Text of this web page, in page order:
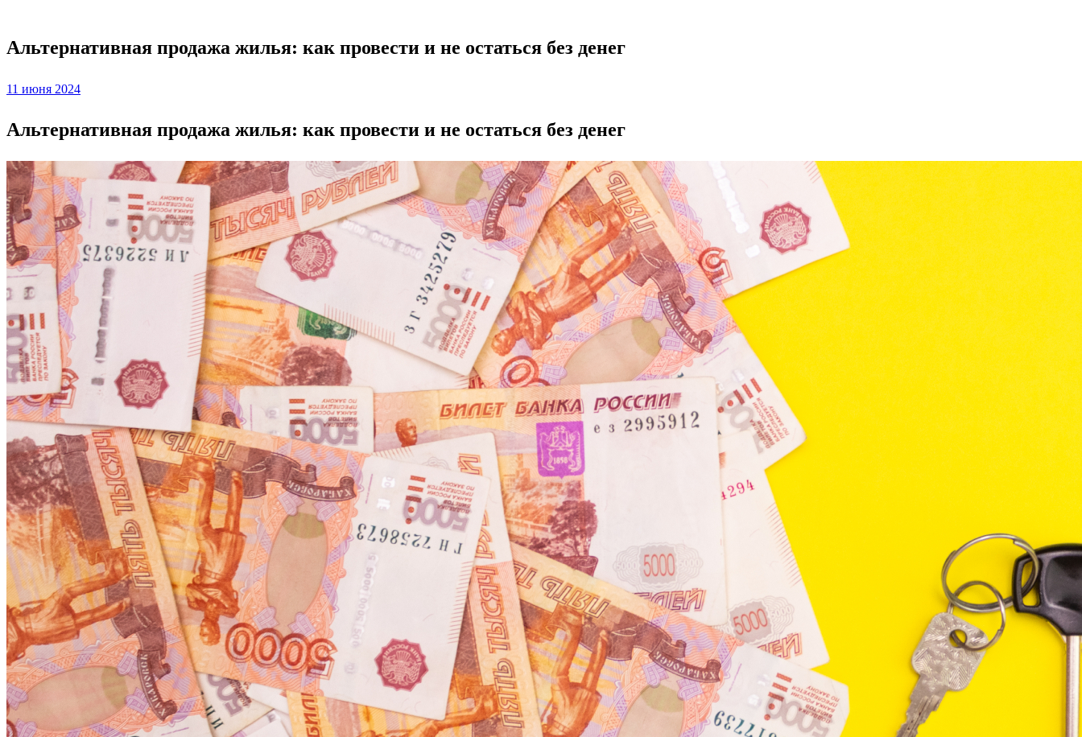
Альтернативная продажа жилья: как провести и не остаться без денег
Posted
11 июня 2024
Альтернативная продажа жилья: как провести и не остаться без денег